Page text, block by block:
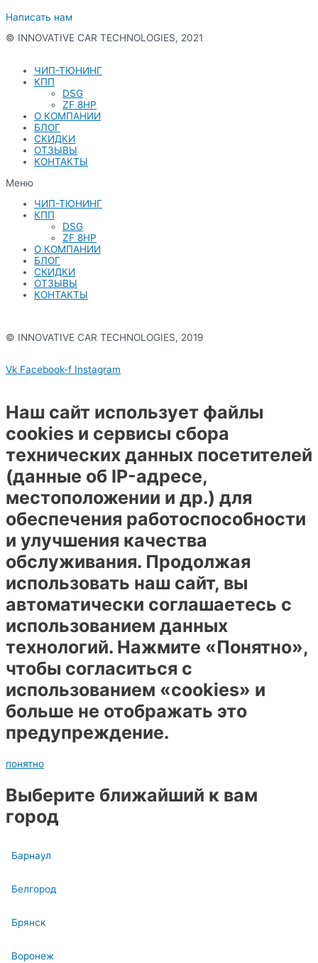
Написать нам
© INNOVATIVE CAR TECHNOLOGIES, 2021
ЧИП-ТЮНИНГ
КПП
DSG
ZF 8HP
О КОМПАНИИ
БЛОГ
СКИДКИ
ОТЗЫВЫ
КОНТАКТЫ
Меню
ЧИП-ТЮНИНГ
КПП
DSG
ZF 8HP
О КОМПАНИИ
БЛОГ
СКИДКИ
ОТЗЫВЫ
КОНТАКТЫ
© INNOVATIVE CAR TECHNOLOGIES, 2019
Vk Facebook-f Instagram
Наш сайт использует файлы
cookies и сервисы сбора
технических данных посетителей
(данные об IP-адресе,
местоположении и др.) для
обеспечения работоспособности
и улучшения качества
обслуживания. Продолжая
использовать наш сайт, вы
автоматически соглашаетесь с
использованием данных
технологий. Нажмите «Понятно»,
чтобы согласиться с
использованием «cookies» и
больше не отображать это
предупреждение.
понятно
Выберите ближайший к вам
город
Барнаул
Белгород
Брянск
Воронеж